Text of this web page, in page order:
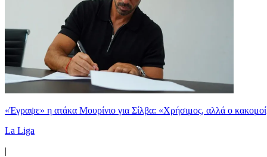
«Έγραψε» η ατάκα Μουρίνιο για Σίλβα: «Χρήσιμος, αλλά ο
La Liga
|